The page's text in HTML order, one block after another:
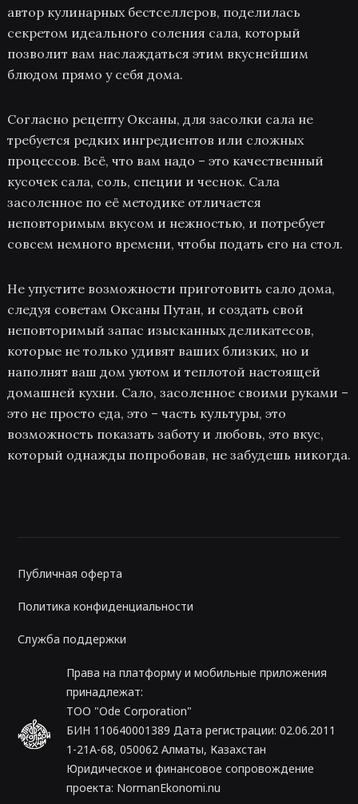
автор кулинарных бестселлеров, поделилась
секретом идеального соления сала, который
позволит вам наслаждаться этим вкуснейшим
блюдом прямо у себя дома.
Согласно рецепту Оксаны, для засолки сала не
требуется редких ингредиентов или сложных
процессов. Всё, что вам надо – это качественный
кусочек сала, соль, специи и чеснок. Сала
засоленное по её методике отличается
неповторимым вкусом и нежностью, и потребует
совсем немного времени, чтобы подать его на стол.
Не упустите возможности приготовить сало дома,
следуя советам Оксаны Путан, и создать свой
неповторимый запас изысканных деликатесов,
которые не только удивят ваших близких, но и
наполнят ваш дом уютом и теплотой настоящей
домашней кухни. Сало, засоленное своими руками –
это не просто еда, это – часть культуры, это
возможность показать заботу и любовь, это вкус,
который однажды попробовав, не забудешь никогда.
Права на платформу и мобильные приложения
принадлежат:
ТОО "Ode Corporation"
БИН 110640001389 Дата регистрации: 02.06.2011
1-21A-68, 050062 Алматы, Казахстан
Юридическое и финансовое сопровождение
проекта: NormanEkonomi.nu
Публичная оферта
Политика конфиденциальности
Служба поддержки